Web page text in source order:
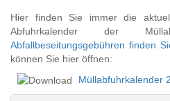
Zur
Hier finden Sie immer die
Abfuhrkalender der
Abfallbeseitungsgebühren finden
können Sie hier öffnen:
Müllabfuhrkalender